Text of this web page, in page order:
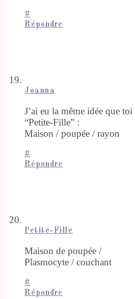
#
Répondre
Joanna
J’ai eu la même idée que toi
“Petite-Fille” :
Maison / poupée / rayon
#
Répondre
Petite-Fille
Maison de poupée /
Plasmocyte / couchant
#
Répondre